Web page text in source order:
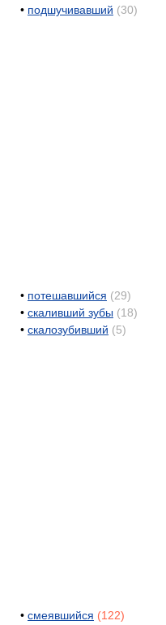
• подшучивавший (30)
• потешавшийся (29)
• скаливший зубы (18)
• скалозубивший (5)
• смеявшийся (122)